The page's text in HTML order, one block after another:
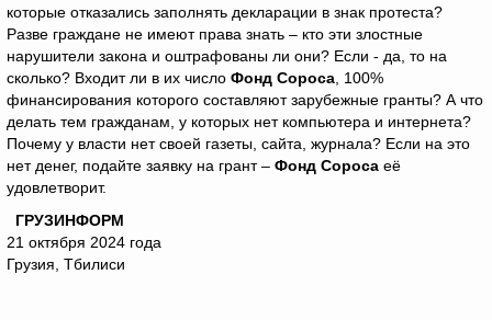
которые отказались заполнять декларации в знак протеста?
Разве граждане не имеют права знать – кто эти злостные
нарушители закона и оштрафованы ли они? Если - да, то на
сколько? Входит ли в их число Фонд Сороса , 100%
финансирования которого составляют зарубежные гранты? А что
делать тем гражданам, у которых нет компьютера и интернета?
Почему у власти нет своей газеты, сайта, журнала? Если на это
нет денег, подайте заявку на грант – Фонд Сороса её
удовлетворит.
ГРУЗИНФОРМ
21 октября 2024 года
Грузия, Тбилиси